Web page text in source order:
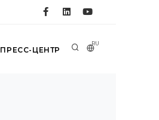
RU
ПРЕСС-ЦЕНТР